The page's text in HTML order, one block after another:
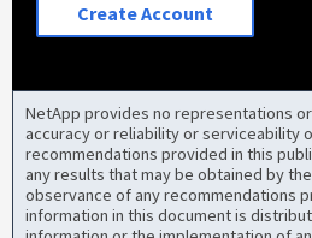
Create Account
NetApp provides no representations
accuracy or reliability or serviceability
recommendations provided in this
any results that may be obtained by
observance of any recommendations
information in this document is